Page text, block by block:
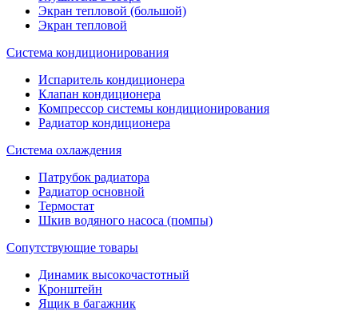
Экран тепловой (большой)
Экран тепловой
Система кондиционирования
Испаритель кондиционера
Клапан кондиционера
Компрессор системы кондиционирования
Радиатор кондиционера
Система охлаждения
Патрубок радиатора
Радиатор основной
Термостат
Шкив водяного насоса (помпы)
Сопутствующие товары
Динамик высокочастотный
Кронштейн
Ящик в багажник